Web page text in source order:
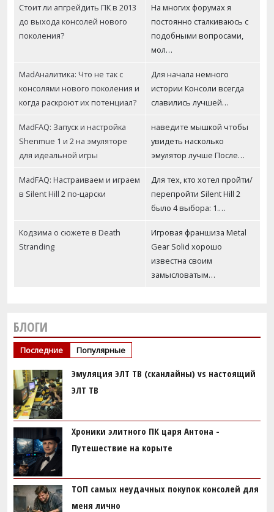
БЛОГИ
Последние Популярные
Эмуляция ЭЛТ ТВ (сканлайны) vs настоящий
ЭЛТ ТВ
Хроники элитного ПК царя Антона -
Путешествие на корыте
ТОП самых неудачных покупок консолей для
меня лично
Стоит ли апгрейдить ПК в 2013
до выхода консолей нового
поколения?
На многих форумах я
постоянно сталкиваюсь с
подобными вопросами,
мол…
MadАналитика: Что не так с
консолями нового поколения и
когда раскроют их потенциал?
Для начала немного
истории Консоли всегда
славились лучшей…
MadFAQ: Запуск и настройка
Shenmue 1 и 2 на эмуляторе
для идеальной игры
наведите мышкой чтобы
увидеть насколько
эмулятор лучше После…
MadFAQ: Настраиваем и играем
в Silent Hill 2 по-царски
Для тех, кто хотел пройти/
перепройти Silent Hill 2
было 4 выбора: 1.…
Кодзима о сюжете в Death
Stranding
Игровая франшиза Metal
Gear Solid хорошо
известна своим
замысловатым…